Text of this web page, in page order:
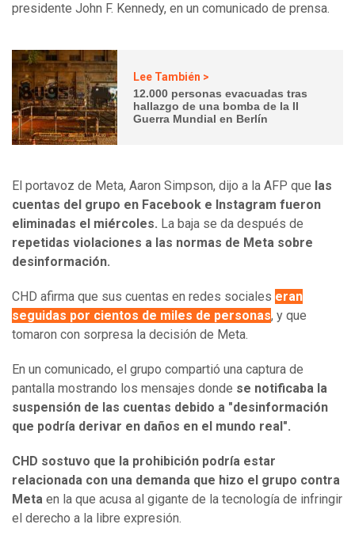
presidente John F. Kennedy, en un comunicado de prensa.
Lee También >
12.000 personas evacuadas tras
hallazgo de una bomba de la II
Guerra Mundial en Berlín
El portavoz de Meta, Aaron Simpson, dijo a la AFP que las
cuentas del grupo en Facebook e Instagram fueron
eliminadas el miércoles. La baja se da después de
repetidas violaciones a las normas de Meta sobre
desinformación.
CHD afirma que sus cuentas en redes sociales eran
seguidas por cientos de miles de personas, y que
tomaron con sorpresa la decisión de Meta.
En un comunicado, el grupo compartió una captura de
pantalla mostrando los mensajes donde se notificaba la
suspensión de las cuentas debido a "desinformación
que podría derivar en daños en el mundo real".
CHD sostuvo que la prohibición podría estar
relacionada con una demanda que hizo el grupo contra
Meta en la que acusa al gigante de la tecnología de infringir
el derecho a la libre expresión.